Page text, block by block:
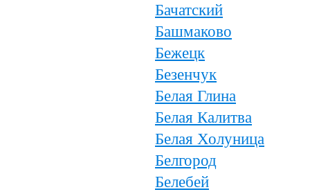
Бачатский
Башмаково
Бежецк
Безенчук
Белая Глина
Белая Калитва
Белая Холуница
Белгород
Белебей